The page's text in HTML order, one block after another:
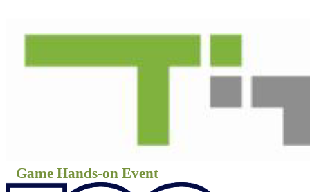
Game Hands-on Event